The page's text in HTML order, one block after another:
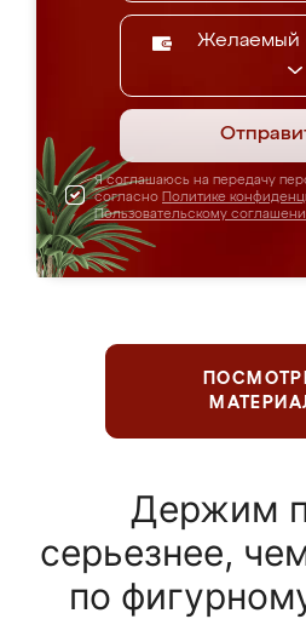
Желаемый
Я соглашаюсь на передачу
согласно Политике
Пользовательскому
Держим
серьезнее,
по